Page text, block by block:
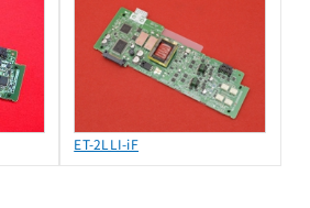
ET-2LLI-iF